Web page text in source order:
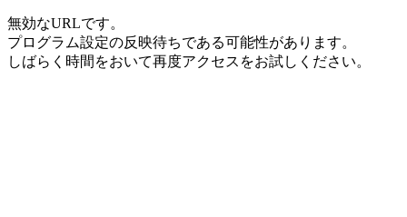
無効なURLです。
プログラム設定の反映待ちである可能性があります。
しばらく時間をおいて再度アクセスをお試しください。